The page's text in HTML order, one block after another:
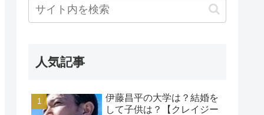
人気記事
伊藤昌平の大学は？結婚を
して子供は？【クレイジー